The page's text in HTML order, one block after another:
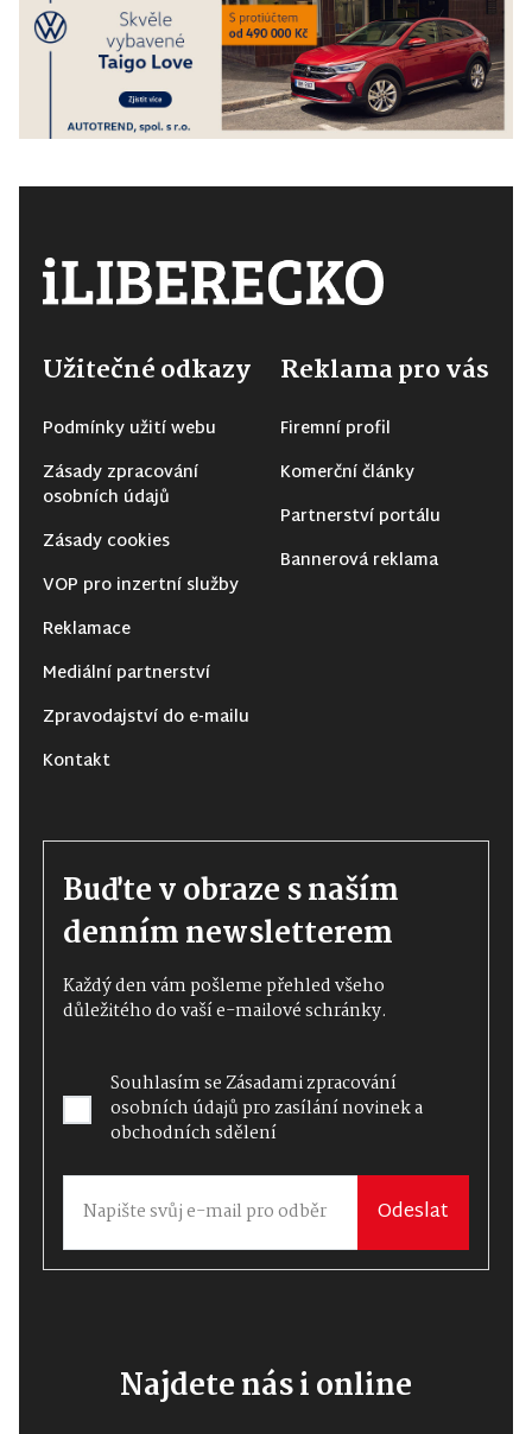
Užitečné odkazy
Podmínky užití webu
Zásady zpracování
osobních údajů
Zásady cookies
VOP pro inzertní služby
Reklamace
Mediální partnerství
Zpravodajství do e-mailu
Kontakt
Reklama pro vás
Firemní profil
Komerční články
Partnerství portálu
Bannerová reklama
Buďte v obraze s naším
denním newsletterem
Každý den vám pošleme přehled všeho
důležitého do vaší e-mailové schránky.
Souhlasím seZásadami zpracování
osobních údajůpro zasílání novinek a
obchodních sdělení
Odeslat
Najdete nás i online